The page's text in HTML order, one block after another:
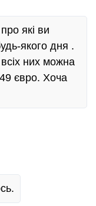
які ви
якого дня .
них можна
євро. Хоча